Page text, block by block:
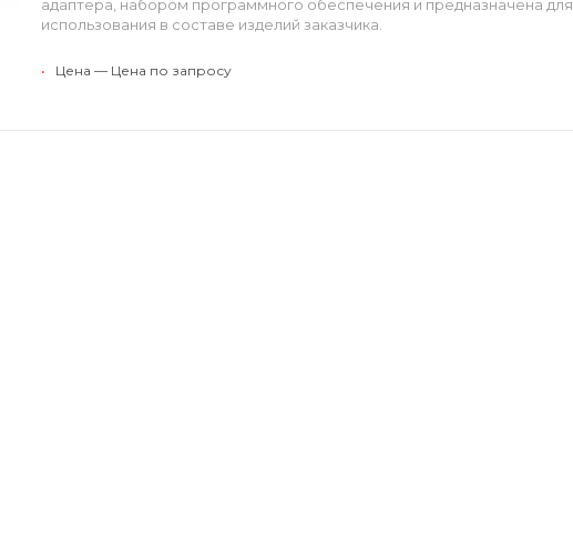
адаптера, набором программного обеспечения и предназначена для
использования в составе изделий заказчика.
• Цена — Цена по запросу